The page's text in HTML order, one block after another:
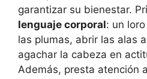
garantizar su bienestar.
lenguaje corporal: un
las plumas, abrir las alas
agachar la cabeza en
Además, presta atención